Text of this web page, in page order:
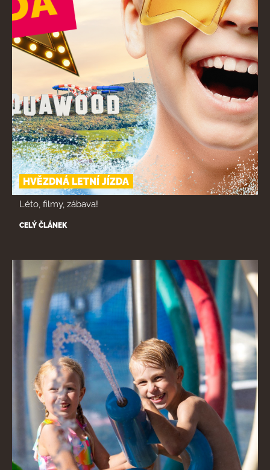
HVĚZDNÁ LETNÍ JÍZDA
Léto, filmy, zábava!
CELÝ ČLÁNEK